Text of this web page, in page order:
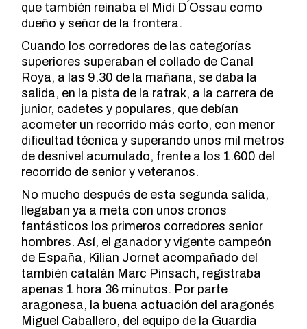
que también reinaba el Midi D´Ossau como
dueño y señor de la frontera.
Cuando los corredores de las categorías
superiores superaban el collado de Canal
Roya, a las 9.30 de la mañana, se daba la
salida, en la pista de la ratrak, a la carrera de
junior, cadetes y populares, que debían
acometer un recorrido más corto, con menor
dificultad técnica y superando unos mil metros
de desnivel acumulado, frente a los 1.600 del
recorrido de senior y veteranos.
No mucho después de esta segunda salida,
llegaban ya a meta con unos cronos
fantásticos los primeros corredores senior
hombres. Así, el ganador y vigente campeón
de España, Kilian Jornet acompañado del
también catalán Marc Pinsach, registraba
apenas 1 hora 36 minutos. Por parte
aragonesa, la buena actuación del aragonés
Miguel Caballero, del equipo de la Guardia